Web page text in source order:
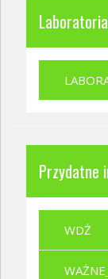
Przydatne
WDŻ